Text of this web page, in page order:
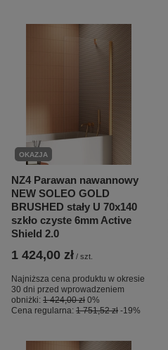
OKAZJA
NZ4 Parawan nawannowy
NEW SOLEO GOLD
BRUSHED stały U 70x140
szkło czyste 6mm Active
Shield 2.0
1 424,00 zł / szt.
Najniższa cena produktu w okresie
30 dni przed wprowadzeniem
obniżki: 1 424,00 zł 0%
Cena regularna: 1 751,52 zł -19%